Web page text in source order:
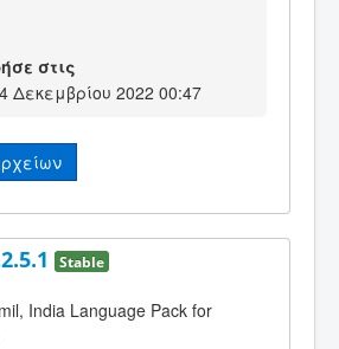
στις
Δεκεμβρίου 2022 00:47
Stable
India Language Pack for